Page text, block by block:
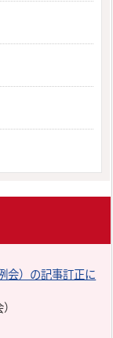
会）の記事訂正に